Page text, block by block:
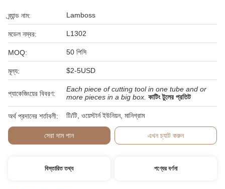
ব্র্যান্ড নাম: Lamboss
মডেল নম্বর: L1302
MOQ: 50 পিসি
মূল্য: $2-5USD
প্যাকেজিংয়ের বিবরণ:
Each piece of cutting tool in one tube and or
more pieces in a big box. কাটিং টুলের প্রতিট
অর্থ প্রদানের শর্তাবলী: টি/টি, ওয়েস্টার্ন ইউনিয়ন, মানিগ্রাম
সেরা দাম পান এখন চ্যাট করুন
বিস্তারিত তথ্য পণ্যের বর্ণনা